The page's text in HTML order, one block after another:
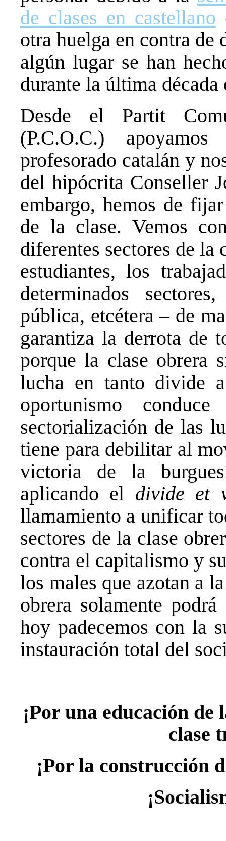
de clases en castellano
otra huelga en contra de
algún lugar se han
durante la última
Desde el Partit
(P.C.O.C.)
profesorado catalán y
del hipócrita Conseller
embargo, hemos de
de la clase. Vemos
diferentes sectores de
estudiantes, los
determinados
pública, etcétera – de
garantiza la derrota de
porque la clase obrera
lucha en tanto divide
oportunismo
sectorialización de las
tiene para debilitar al
victoria de la
aplicando el divide et
llamamiento a unificar
sectores de la clase
contra el capitalismo y
los males que azotan a
obrera solamente
hoy padecemos con la
instauración total del
¡Por una educación
clase
¡Por la construcción